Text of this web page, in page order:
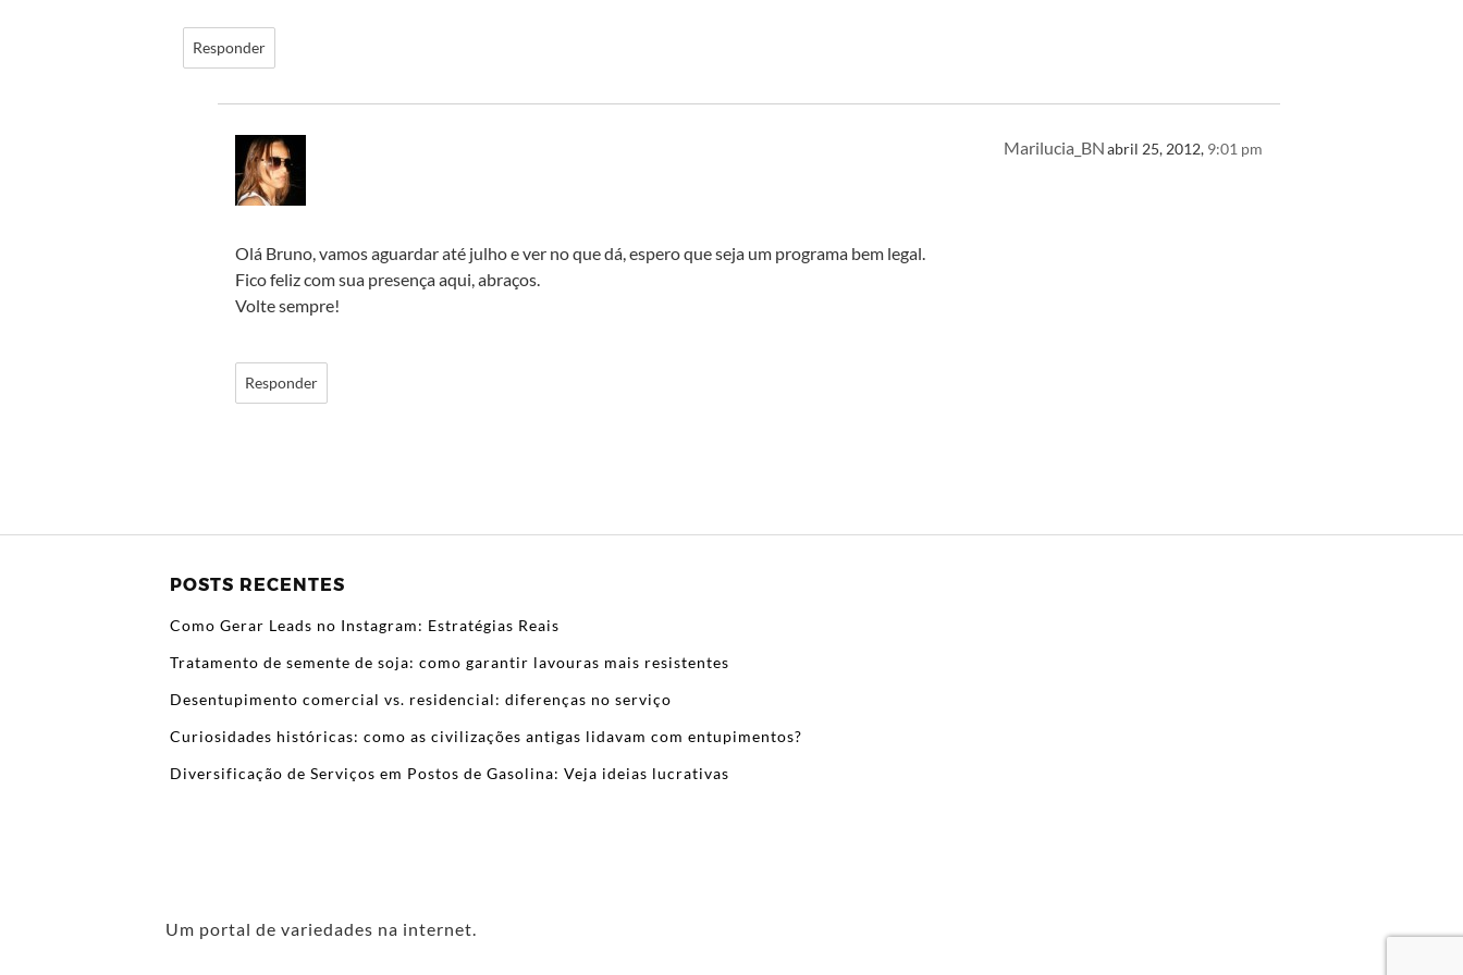
Responder
Marilucia_BNabril 25, 2012, 9:01 pm
Olá Bruno, vamos aguardar até julho e ver no que dá, espero que seja um programa bem legal.
Fico feliz com sua presença aqui, abraços.
Volte sempre!
Responder
POSTS RECENTES
Como Gerar Leads no Instagram: Estratégias Reais
Tratamento de semente de soja: como garantir lavouras mais resistentes
Desentupimento comercial vs. residencial: diferenças no serviço
Curiosidades históricas: como as civilizações antigas lidavam com entupimentos?
Diversificação de Serviços em Postos de Gasolina: Veja ideias lucrativas
Um portal de variedades na internet.